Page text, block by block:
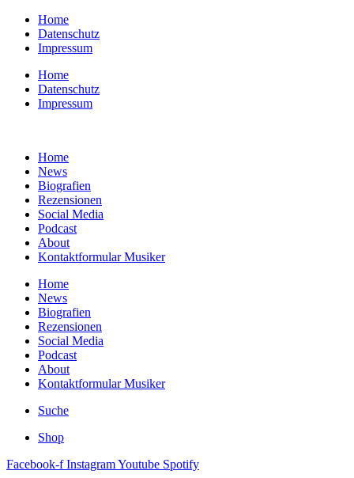
Zum
Inhalt
springen
Home
Datenschutz
Impressum
Home
Datenschutz
Impressum
Home
News
Biografien
Rezensionen
Social Media
Podcast
About
Kontaktformular Musiker
Home
News
Biografien
Rezensionen
Social Media
Podcast
About
Kontaktformular Musiker
Suche
Shop
Facebook-f InstagramYoutube Spotify